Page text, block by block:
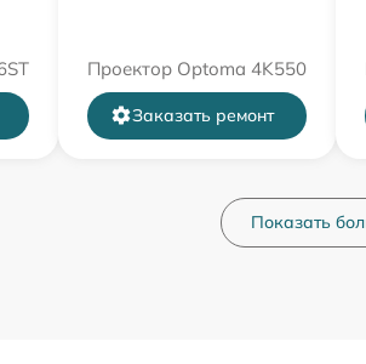
Проектор Optoma 4K550
Заказать ремонт
Показать